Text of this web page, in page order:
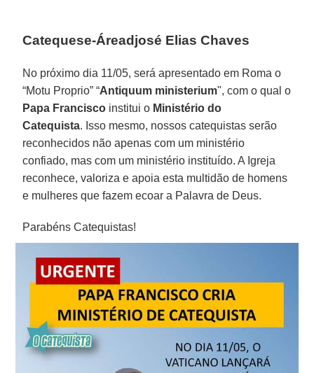
Catequese-Áreadjosé Elias Chaves
No próximo dia 11/05, será apresentado em Roma o
“Motu Proprio” “Antiquum ministerium", com o qual o
Papa Francisco institui o Ministério do
Catequista. Isso mesmo, nossos catequistas serão
reconhecidos não apenas com um ministério
confiado, mas com um ministério instituído. A Igreja
reconhece, valoriza e apoia esta multidão de homens
e mulheres que fazem ecoar a Palavra de Deus.
Parabéns Catequistas!